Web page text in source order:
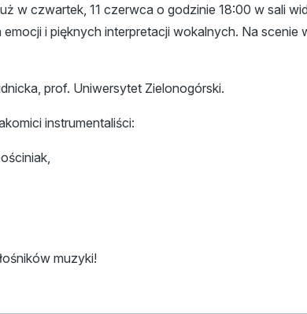
w czwartek, 11 czerwca o godzinie 18:00 w sali
i pięknych interpretacji wokalnych. Na
prof. Uniwersytet Zielonogórski.
instrumentaliści:
muzyki!